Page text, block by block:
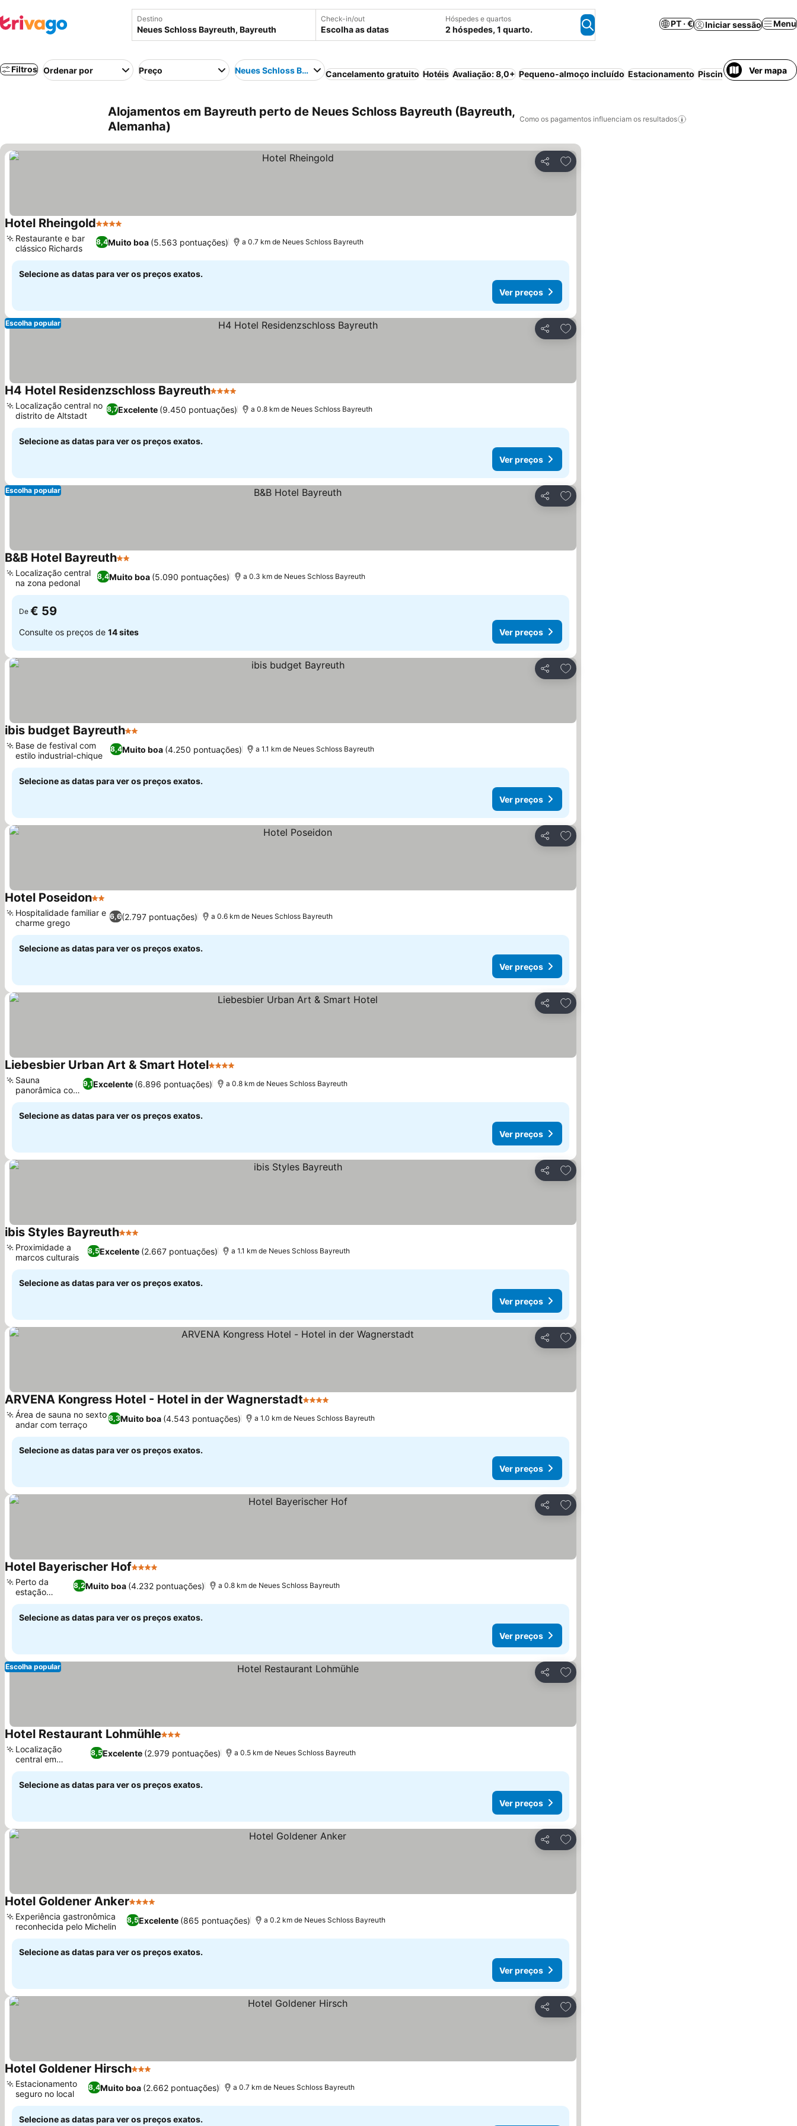
Destino Check-in/out
Escolha as datas
Hóspedes e quartos
2 hóspedes, 1 quarto.
PT · € Iniciar sessão Menu
Filtros Ordenar por Preço Neues Schloss BayreuthCancelamento gratuito Hotéis Avaliação: 8,0+ Pequeno-almoço incluído Estacionamento Piscina AnimaisVer mapa
Alojamentos em Bayreuth perto de Neues Schloss Bayreuth (Bayreuth,
Alemanha)
Como os pagamentos influenciam os resultados
Partilhar
Adicionar aos favoritos
Hotel Rheingold4 Estrelas
8,4Muito boa (5.563 pontuações)
Restaurante e bar
clássico Richards
a 0.7 km de Neues Schloss Bayreuth
Selecione as datas para ver os preços exatos.
Ver preços
Partilhar
Adicionar aos favoritos
Escolha popular
H4 Hotel Residenzschloss Bayreuth4 Estrelas
8,7Excelente (9.450 pontuações)
Localização central no
distrito de Altstadt
a 0.8 km de Neues Schloss Bayreuth
Selecione as datas para ver os preços exatos.
Ver preços
Partilhar
Adicionar aos favoritos
Escolha popular
B&B Hotel Bayreuth2 Estrelas
8,4Muito boa (5.090 pontuações)
Localização central
na zona pedonal
a 0.3 km de Neues Schloss Bayreuth
De € 59
Consulte os preços de 14 sites Ver preços
Partilhar
Adicionar aos favoritos
ibis budget Bayreuth2 Estrelas
8,4Muito boa (4.250 pontuações)
Base de festival com
estilo industrial-chique
a 1.1 km de Neues Schloss Bayreuth
Selecione as datas para ver os preços exatos.
Ver preços
Partilhar
Adicionar aos favoritos
Hotel Poseidon2 Estrelas
6,6(2.797 pontuações)
Hospitalidade familiar e
charme grego
a 0.6 km de Neues Schloss Bayreuth
Selecione as datas para ver os preços exatos.
Ver preços
Partilhar
Adicionar aos favoritos
Liebesbier Urban Art & Smart Hotel4 Estrelas
9,1Excelente (6.896 pontuações)
Sauna
panorâmica com
vista
a 0.8 km de Neues Schloss Bayreuth
Selecione as datas para ver os preços exatos.
Ver preços
Partilhar
Adicionar aos favoritos
ibis Styles Bayreuth3 Estrelas
8,5Excelente (2.667 pontuações)
Proximidade a
marcos culturais
a 1.1 km de Neues Schloss Bayreuth
Selecione as datas para ver os preços exatos.
Ver preços
Partilhar
Adicionar aos favoritos
ARVENA Kongress Hotel - Hotel in der Wagnerstadt4 Estrelas
8,3Muito boa (4.543 pontuações)
Área de sauna no sexto
andar com terraço
a 1.0 km de Neues Schloss Bayreuth
Selecione as datas para ver os preços exatos.
Ver preços
Partilhar
Adicionar aos favoritos
Hotel Bayerischer Hof4 Estrelas
8,2Muito boa (4.232 pontuações)
Perto da
estação
central
a 0.8 km de Neues Schloss Bayreuth
Selecione as datas para ver os preços exatos.
Ver preços
Partilhar
Adicionar aos favoritos
Escolha popular
Hotel Restaurant Lohmühle3 Estrelas
8,5Excelente (2.979 pontuações)
Localização
central em
Bayreuth
a 0.5 km de Neues Schloss Bayreuth
Selecione as datas para ver os preços exatos.
Ver preços
Partilhar
Adicionar aos favoritos
Hotel Goldener Anker4 Estrelas
8,5Excelente (865 pontuações)
Experiência gastronômica
reconhecida pelo Michelin
a 0.2 km de Neues Schloss Bayreuth
Selecione as datas para ver os preços exatos.
Ver preços
Partilhar
Adicionar aos favoritos
Hotel Goldener Hirsch3 Estrelas
8,4Muito boa (2.662 pontuações)
Estacionamento
seguro no local
a 0.7 km de Neues Schloss Bayreuth
Selecione as datas para ver os preços exatos.